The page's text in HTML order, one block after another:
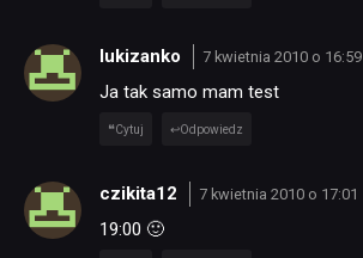
lukizanko 7 kwietnia 2010 o 16:59
Ja tak samo mam test
Cytuj Odpowiedz
czikita12 7 kwietnia 2010 o 17:01
19:00 🙂